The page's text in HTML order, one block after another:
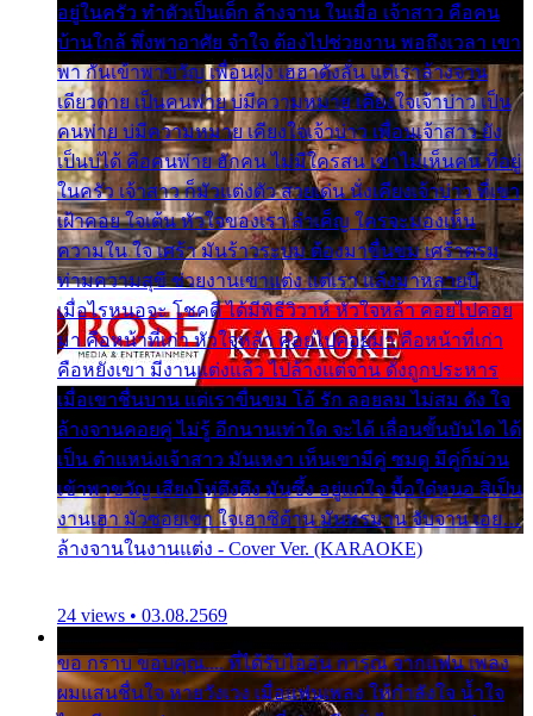
อยู่ในครัว ทำตัวเป็นเด็ก ล้างจาน ในเมื่อ เจ้าสาว คือคน
บ้านใกล้ พึ่งพาอาศัย จำใจ ต้องไปช่วยงาน พอถึงเวลา เขา
พา กันเข้าพาขวัญ เพื่อนฝูง เฮฮาดังลั่น แต่เราล้างจาน
เดียวดาย เป็นคนพ่าย บ่มีความหมาย เคียงใจเจ้าบ่าว เป็น
คนพ่าย บ่มีความหมาย เคียงใจเจ้าบ่าว เพื่อนเจ้าสาว ยัง
เป็นบ่ได้ คือคนพ่าย ฮักคน ไม่มีใครสน เขาไม่เห็นคน ที่อยู่
ในครัว เจ้าสาว ก็มัวแต่งตัว สวยเด่น นั่งเคียงเจ้าบ่าว ที่เขา
เฝ้าคอย ใจเต้น หัวใจของเรา ลำเค็ญ ใครจะมองเห็น
ความใน ใจ เศร้า มันร้าวระบม ต้องมาขื่นขม เศร้าตรม
ท่ามความสุขี ช่วยงานเขาแต่ง แต่เรา แล้งมาหลายปี
เมื่อไรหนอจะ โชคดี ได้มีพิธีวิวาห์ หัวใจหล้า คอยไปคอย
มา คือหน้าที่เก่า หัวใจหล้า คอยไปคอยมา คือหน้าที่เก่า
คือหยังเขา มีงานแต่งแล้ว ไปล้างแต่จาน ดั่งถูกประหาร
เมื่อเขาชื่นบาน แต่เราขื่นขม โอ้ รัก ลอยลม ไม่สม ดัง ใจ
ล้างจานคอยคู่ ไม่รู้ อีกนานเท่าใด จะได้ เลื่อนขั้นบันได ได้
เป็น ตำแหน่งเจ้าสาว มันเหงา เห็นเขามีคู่ ซมดู มีคู่ก็ม่วน
เข้าพาขวัญ เสียงโห่ตึงตึง มันซึ้ง อยู่แก่ใจ มื้อใด๋หนอ สิเป็น
งานเฮา มัวซอยเขา ใจเฮาซิด้าน มันทรมาน จับจาน เอย…
ล้างจานในงานแต่ง - Cover Ver. (KARAOKE)
24 views • 03.08.2569
ขอ กราบ ขอบคุณ.... ที่ได้รับไออุ่น การุณ จากแฟน เพลง
ผมแสนชื่นใจ หายวังเวง เมื่อแฟนเพลง ให้กำลังใจ น้ำใจ